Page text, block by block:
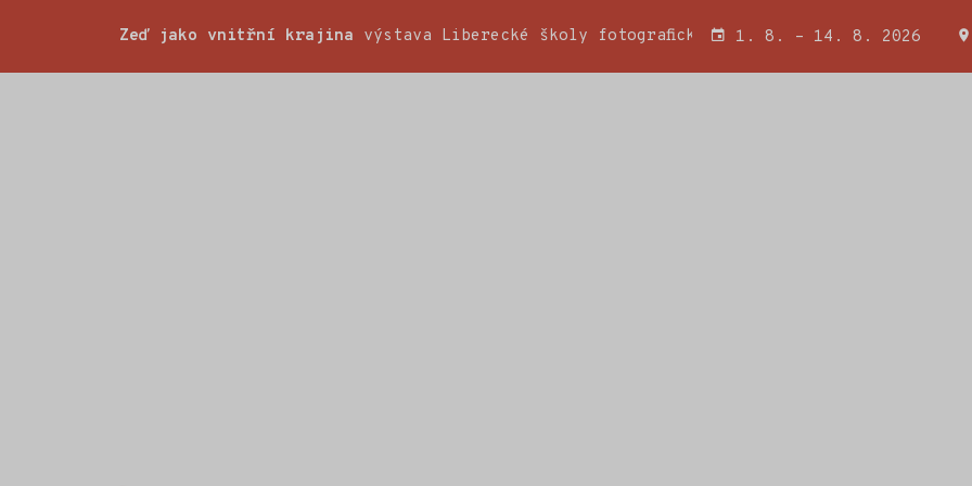
Zeď jako vnitřní krajina výstava Liberecké školy fotografické a Wojciecha Miatkowského
1. 8. – 14. 8. 2026